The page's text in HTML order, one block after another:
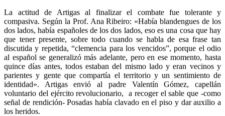
La actitud de Artigas al finalizar el combate fue tolerante y
compasiva. Según la Prof. Ana Ribeiro: «Había blandengues de los
dos lados, había españoles de los dos lados, eso es una cosa que hay
que tener presente, sobre todo cuando se habla de esa frase tan
discutida y repetida, “clemencia para los vencidos”, porque el odio
al español se generalizó más adelante, pero en ese momento, hasta
quince días antes, todos estaban del mismo lado y eran vecinos y
parientes y gente que compartía el territorio y un sentimiento de
identidad». Artigas envió al padre Valentín Gómez, capellán
voluntario del ejército revolucionario, a recoger el sable que -como
señal de rendición- Posadas había clavado en el piso y dar auxilio a
los heridos.